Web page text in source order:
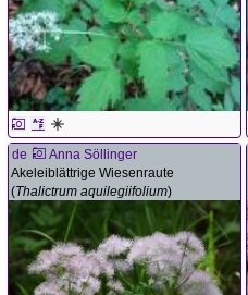
de
Anna Söllinger
Akeleiblättrige Wiesenraute
(Thalictrum aquilegiifolium)